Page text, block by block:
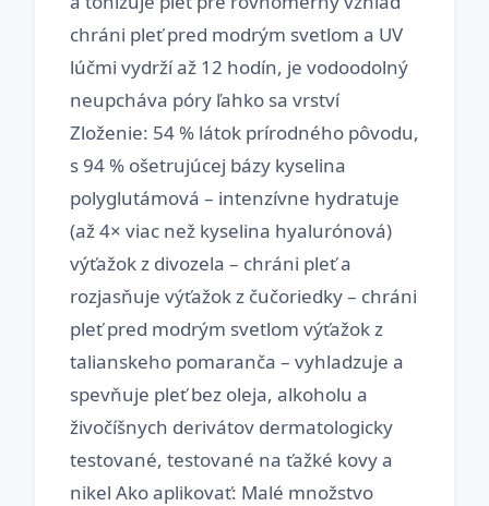
chráni pleť pred modrým svetlom a UV
lúčmi vydrží až 12 hodín, je vodoodolný
neupcháva póry ľahko sa vrství
Zloženie: 54 % látok prírodného pôvodu,
s 94 % ošetrujúcej bázy kyselina
polyglutámová – intenzívne hydratuje
(až 4× viac než kyselina hyalurónová)
výťažok z divozela – chráni pleť a
rozjasňuje výťažok z čučoriedky – chráni
pleť pred modrým svetlom výťažok z
talianskeho pomaranča – vyhladzuje a
spevňuje pleť bez oleja, alkoholu a
živočíšnych derivátov dermatologicky
testované, testované na ťažké kovy a
nikel Ako aplikovať: Malé množstvo